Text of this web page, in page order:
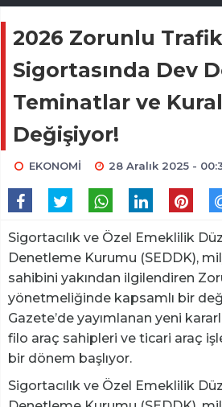
2026 Zorunlu Trafik
Sigortasında Dev
Teminatlar ve
Değişiyor!
EKONOMİ 28 Aralık 2025 -
Sigortacılık ve Özel Emeklilik
Denetleme Kurumu (SEDDK),
sahibini yakından ilgilendiren
yönetmeliğinde kapsamlı bir
Gazete’de yayımlanan yeni
filo araç sahipleri ve ticari araç
bir dönem başlıyor.
Sigortacılık ve Özel Emeklilik